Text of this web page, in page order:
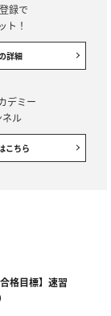
録で
ト！
詳細
デミー
ネル
こちら
格目標】速習